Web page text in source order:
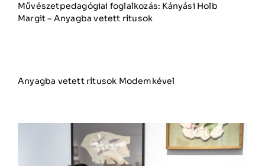
Művészetpedagógiai foglalkozás: Kányási Holb
Margit – Anyagba vetett rítusok
Anyagba vetett rítusok Modemkével